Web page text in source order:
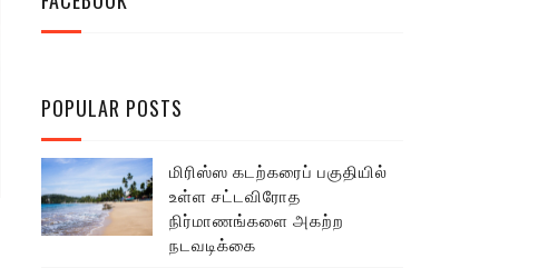
POPULAR POSTS
மிரிஸ்ஸ கடற்கரைப் பகுதியில்
உள்ள சட்டவிரோத
நிர்மாணங்களை அகற்ற
நடவடிக்கை